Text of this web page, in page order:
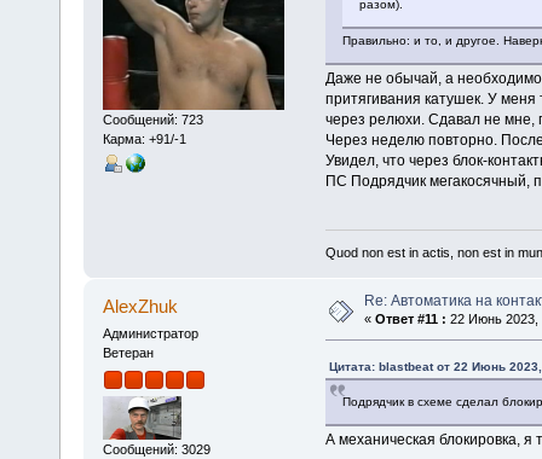
Сообщений: 723
Карма: +91/-1
разом).
Правильно: и то, и другое.
Даже не обычай, а
притягивания катушек. У
через релюхи. Сдавал не мне,
Через неделю повторно.
Увидел, что через блок-
ПС Подрядчик мегакосячный,
Quod non est in actis, non est in
AlexZhuk
Администратор
Ветеран
Сообщений: 3029
Re: Автоматика на
« Ответ #11 : 22 Июнь 2023,
Цитата: blastbeat от 22 Июнь
Подрядчик в схеме сделал
А механическая блокировка, я